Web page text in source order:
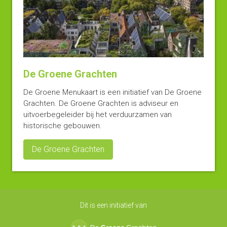
De Groene Grachten
De Groene Menukaart is een initiatief van De Groene
Grachten. De Groene Grachten is adviseur en
uitvoerbegeleider bij het verduurzamen van
historische gebouwen.
De Groene Grachten
Dit is een initiatief van